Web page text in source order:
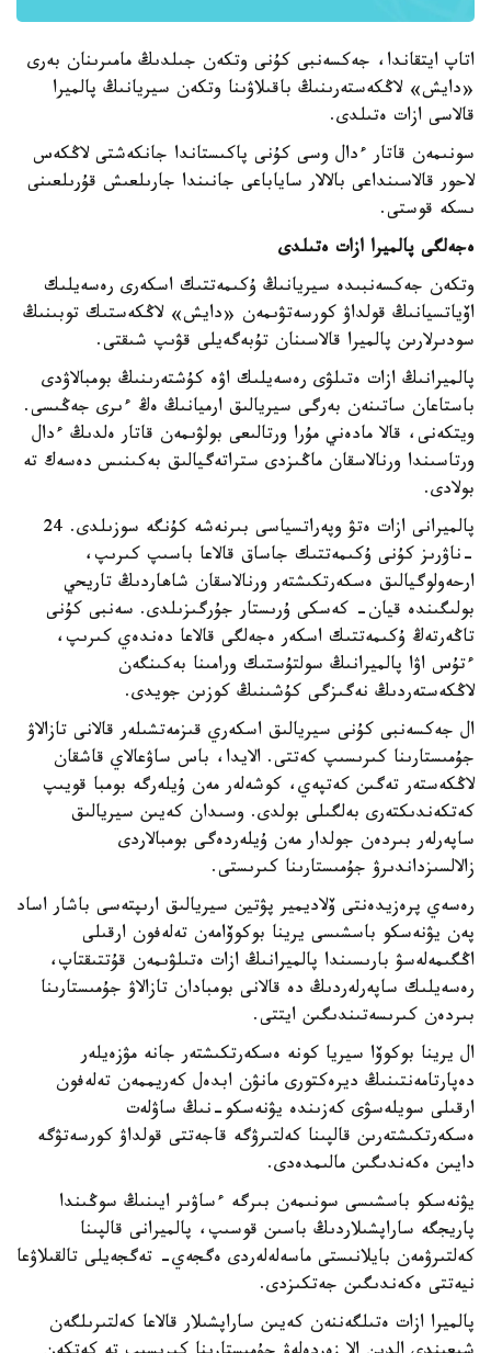
اتاپ ايتقاندا، جەكسەنبى كۇنى وتكەن جىلدىڭ مامىرىنان بەرى
«دايش» لاڭكەستەرىنىڭ باقىلاۋىنا وتكەن سيريانىڭ پالميرا
قالاسى ازات ەتىلدى.
سونىمەن قاتار ءدال وسى كۇنى پاكىستاندا جانكەشتى لاڭكەس
لاحور قالاسىنداعى بالالار ساياباعى جانىندا جارىلعىش قۇرىلعىنى
ىسكە قوستى.
ەجەلگى پالميرا ازات ەتىلدى
وتكەن جەكسەنبىدە سيريانىڭ ۇكىمەتتىك اسكەرى رەسەيلىك
اۆياتسيانىڭ قولداۋ كورسەتۋىمەن «دايش» لاڭكەستىك توبىنىڭ
سودىرلارىن پالميرا قالاسىنان تۇبەگەيلى قۋىپ شىقتى.
پالميرانىڭ ازات ەتىلۋى رەسەيلىك اۋە كۇشتەرىنىڭ بومبالاۋدى
باستاعان ساتىنەن بەرگى سيريالىق ارميانىڭ ەڭ ءىرى جەڭىسى.
ويتكەنى، قالا مادەني مۇرا ورتالىعى بولۋىمەن قاتار ەلدىڭ ءدال
ورتاسىندا ورنالاسقان ماڭىزدى ستراتەگيالىق بەكىنىس دەسەك تە
بولادى.
پالميرانى ازات ەتۋ وپەراتسياسى بىرنەشە كۇنگە سوزىلدى. 24
-ناۋرىز كۇنى ۇكىمەتتىك جاساق قالاعا باسىپ كىرىپ،
ارحەولوگيالىق ەسكەرتكىشتەر ورنالاسقان شاھاردىڭ تاريحي
بولىگىندە قيان- كەسكى ۇرىستار جۇرگىزىلدى. سەنبى كۇنى
تاڭەرتەڭ ۇكىمەتتىك اسكەر ەجەلگى قالاعا دەندەي كىرىپ،
ءتۇس اۋا پالميرانىڭ سولتۇستىك ورامىنا بەكىنگەن
لاڭكەستەردىڭ نەگىزگى كۇشىنىڭ كوزىن جويدى.
ال جەكسەنبى كۇنى سيريالىق اسكەري قىزمەتشىلەر قالانى تازالاۋ
جۇمىستارىنا كىرىسىپ كەتتى. الايدا، باس ساۋعالاي قاشقان
لاڭكەستەر تەگىن كەتپەي، كوشەلەر مەن ۇيلەرگە بومبا قويىپ
كەتكەندىكتەرى بەلگىلى بولدى. وسىدان كەيىن سيريالىق
ساپەرلەر بىردەن جولدار مەن ۇيلەردەگى بومبالاردى
زالالسىزداندىرۋ جۇمىستارىنا كىرىستى.
رەسەي پرەزيدەنتى ۆلاديمير پۋتين سيريالىق ارىپتەسى باشار اساد
پەن يۋنەسكو باسشىسى يرينا بوكوۆامەن تەلەفون ارقىلى
اڭگىمەلەسۋ بارىسىندا پالميرانىڭ ازات ەتىلۋىمەن قۇتتىقتاپ،
رەسەيلىك ساپەرلەردىڭ دە قالانى بومبادان تازالاۋ جۇمىستارىنا
بىردەن كىرىسەتىندىگىن ايتتى.
ال يرينا بوكوۆا سيريا كونە ەسكەرتكىشتەر جانە مۋزەيلەر
دەپارتامەنتىنىڭ ديرەكتورى مانۋن ابدەل كەريممەن تەلەفون
ارقىلى سويلەسۋى كەزىندە يۋنەسكو-نىڭ ساۋلەت
ەسكەرتكىشتەرىن قالپىنا كەلتىرۋگە قاجەتتى قولداۋ كورسەتۋگە
دايىن ەكەندىگىن مالىمدەدى.
يۋنەسكو باسشىسى سونىمەن بىرگە ءساۋىر ايىنىڭ سوڭىندا
پاريجگە ساراپشىلاردىڭ باسىن قوسىپ، پالميرانى قالپىنا
كەلتىرۋمەن بايلانىستى ماسەلەلەردى ەگجەي- تەگجەيلى تالقىلاۋعا
نيەتتى ەكەندىگىن جەتكىزدى.
پالميرا ازات ەتىلگەننەن كەيىن ساراپشىلار قالاعا كەلتىرىلگەن